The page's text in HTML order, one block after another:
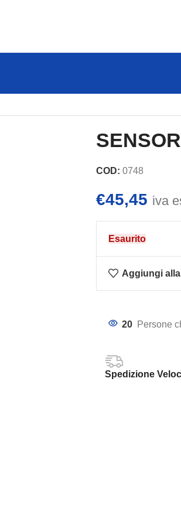
COD: 0748
€45,45 iva
Esaurito
Aggiungi
20 Persone
Spedizione